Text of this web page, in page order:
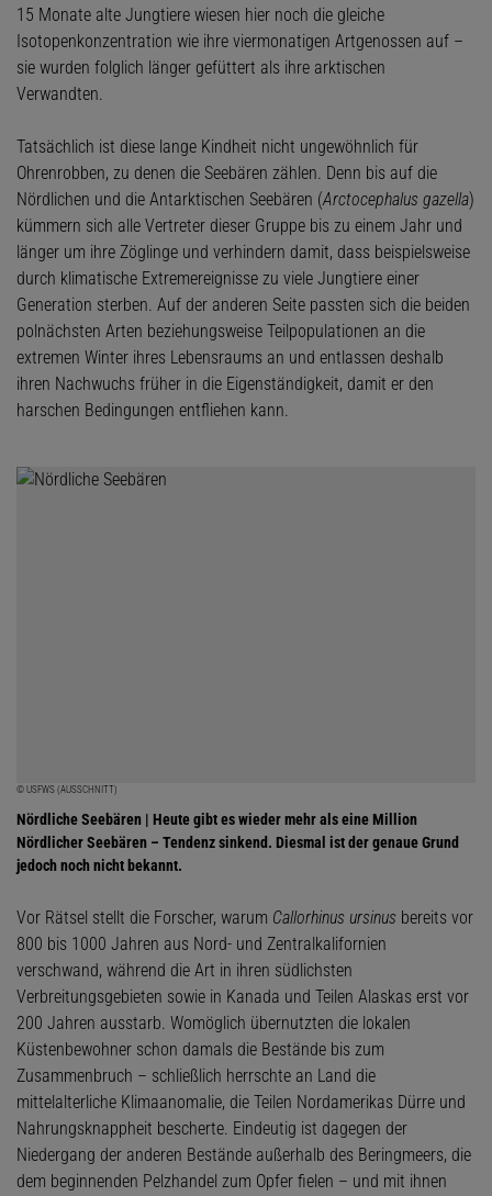
15 Monate alte Jungtiere wiesen hier noch die gleiche
Isotopenkonzentration wie ihre viermonatigen Artgenossen auf –
sie wurden folglich länger gefüttert als ihre arktischen
Verwandten.
Tatsächlich ist diese lange Kindheit nicht ungewöhnlich für
Ohrenrobben, zu denen die Seebären zählen. Denn bis auf die
Nördlichen und die Antarktischen Seebären (Arctocephalus gazella)
kümmern sich alle Vertreter dieser Gruppe bis zu einem Jahr und
länger um ihre Zöglinge und verhindern damit, dass beispielsweise
durch klimatische Extremereignisse zu viele Jungtiere einer
Generation sterben. Auf der anderen Seite passten sich die beiden
polnächsten Arten beziehungsweise Teilpopulationen an die
extremen Winter ihres Lebensraums an und entlassen deshalb
ihren Nachwuchs früher in die Eigenständigkeit, damit er den
harschen Bedingungen entfliehen kann.
© USFWS (AUSSCHNITT)
Nördliche Seebären | Heute gibt es wieder mehr als eine Million
Nördlicher Seebären – Tendenz sinkend. Diesmal ist der genaue Grund
jedoch noch nicht bekannt.
Vor Rätsel stellt die Forscher, warum Callorhinus ursinus bereits vor
800 bis 1000 Jahren aus Nord- und Zentralkalifornien
verschwand, während die Art in ihren südlichsten
Verbreitungsgebieten sowie in Kanada und Teilen Alaskas erst vor
200 Jahren ausstarb. Womöglich übernutzten die lokalen
Küstenbewohner schon damals die Bestände bis zum
Zusammenbruch – schließlich herrschte an Land die
mittelalterliche Klimaanomalie, die Teilen Nordamerikas Dürre und
Nahrungsknappheit bescherte. Eindeutig ist dagegen der
Niedergang der anderen Bestände außerhalb des Beringmeers, die
dem beginnenden Pelzhandel zum Opfer fielen – und mit ihnen